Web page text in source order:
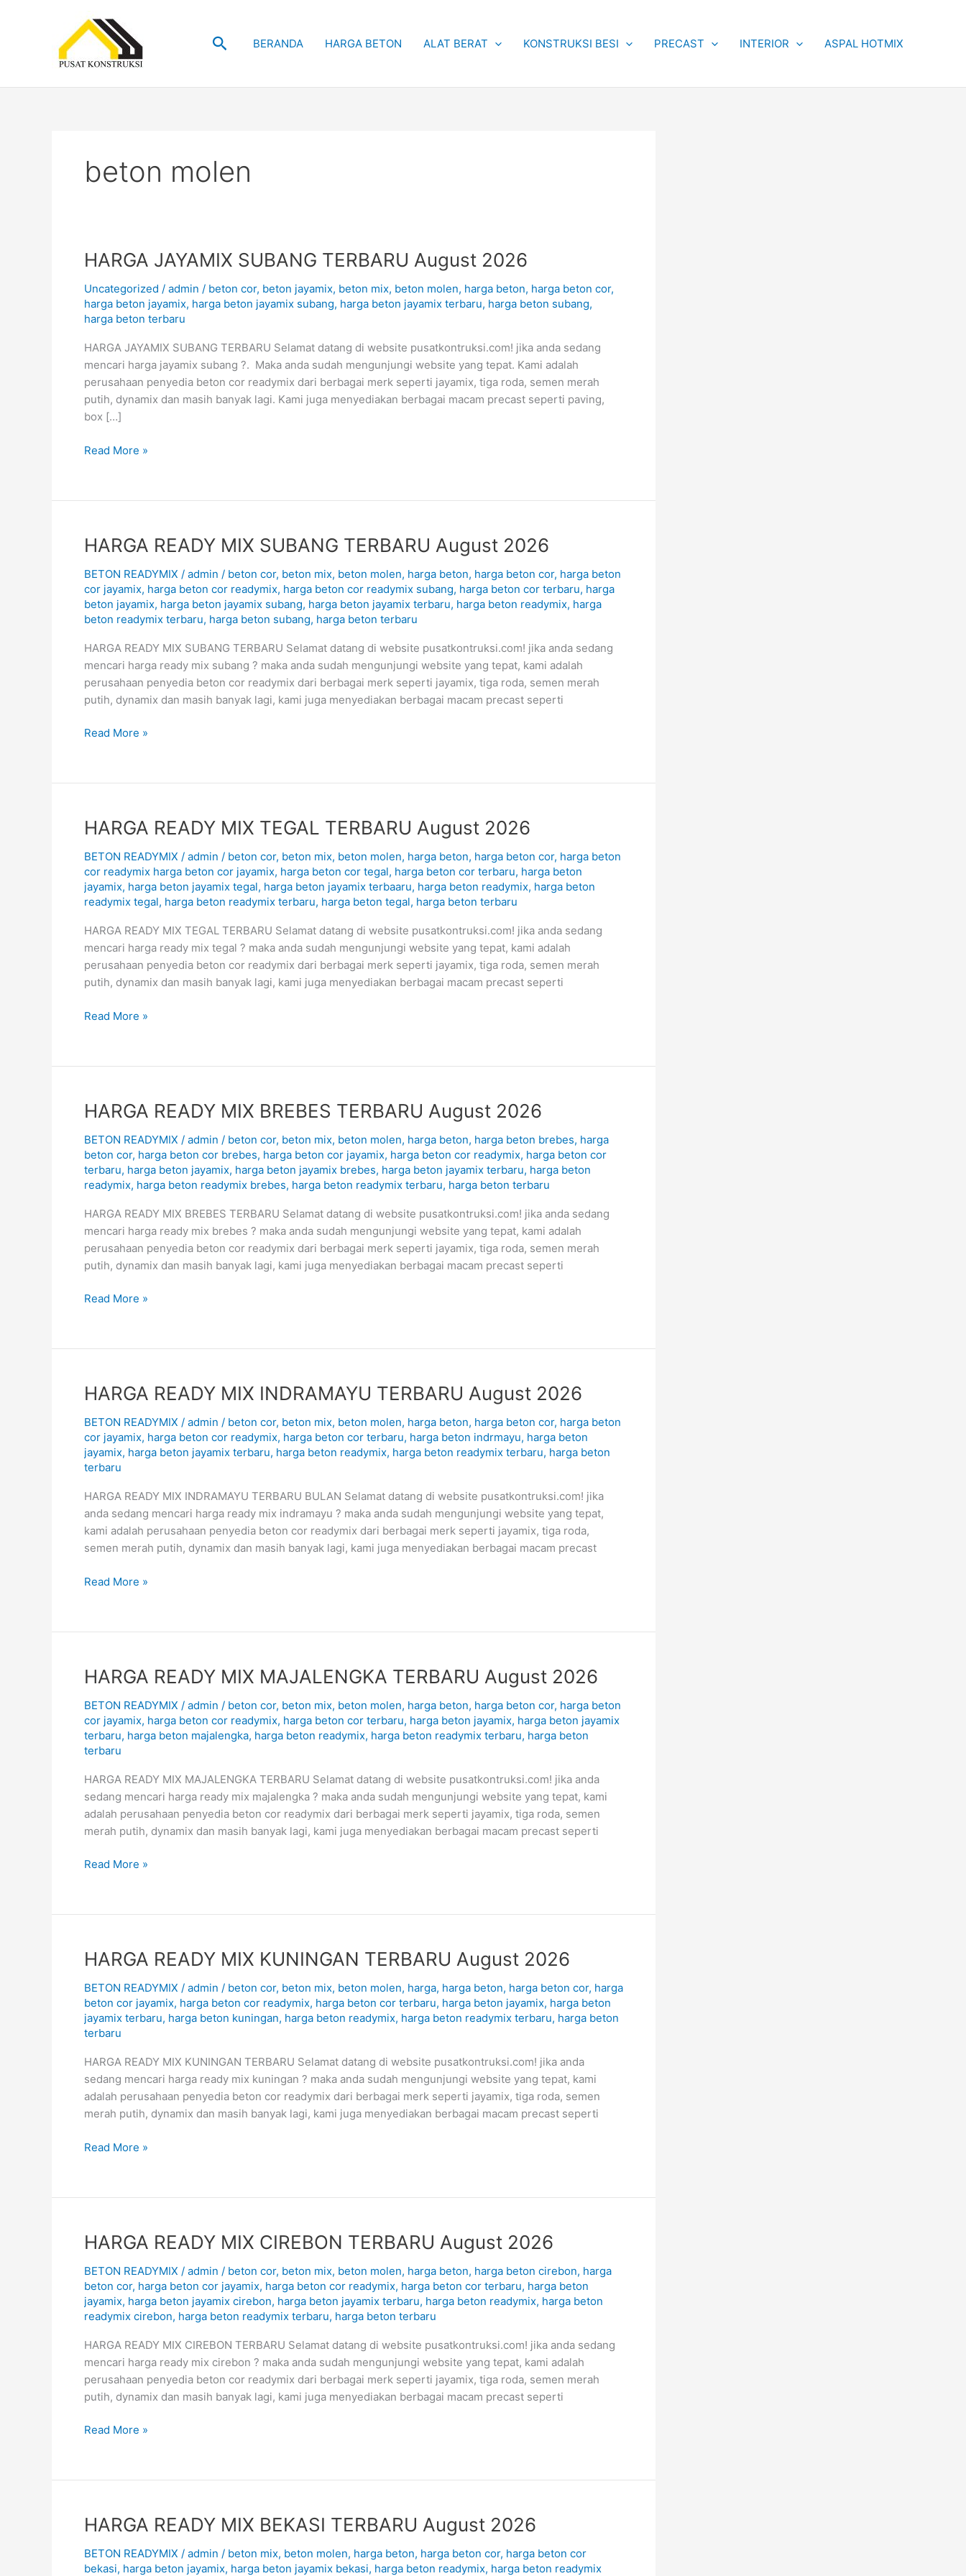
SearchBERANDA HARGA BETON ALAT BERAT KONSTRUKSI BESI PRECAST INTERIOR ASPAL HOTMIX
beton molen
HARGA JAYAMIX SUBANG TERBARU August 2026
Uncategorized / admin / beton cor, beton jayamix, beton mix, beton molen, harga beton, harga beton cor,
harga beton jayamix, harga beton jayamix subang, harga beton jayamix terbaru, harga beton subang,
harga beton terbaru
HARGA JAYAMIX SUBANG TERBARU Selamat datang di website pusatkontruksi.com! jika anda sedang
mencari harga jayamix subang ?. Maka anda sudah mengunjungi website yang tepat. Kami adalah
perusahaan penyedia beton cor readymix dari berbagai merk seperti jayamix, tiga roda, semen merah
putih, dynamix dan masih banyak lagi. Kami juga menyediakan berbagai macam precast seperti paving,
box […]
HARGA
SUBANG
TERBARU
August
2026
Read More »
HARGA READY MIX SUBANG TERBARU August 2026
BETON READYMIX / admin / beton cor, beton mix, beton molen, harga beton, harga beton cor, harga beton
cor jayamix, harga beton cor readymix, harga beton cor readymix subang, harga beton cor terbaru, harga
beton jayamix, harga beton jayamix subang, harga beton jayamix terbaru, harga beton readymix, harga
beton readymix terbaru, harga beton subang, harga beton terbaru
HARGA READY MIX SUBANG TERBARU Selamat datang di website pusatkontruksi.com! jika anda sedang
mencari harga ready mix subang ? maka anda sudah mengunjungi website yang tepat, kami adalah
perusahaan penyedia beton cor readymix dari berbagai merk seperti jayamix, tiga roda, semen merah
putih, dynamix dan masih banyak lagi, kami juga menyediakan berbagai macam precast seperti
HARGA
MIX
SUBANG
TERBARU
August
2026
Read More »
HARGA READY MIX TEGAL TERBARU August 2026
BETON READYMIX / admin / beton cor, beton mix, beton molen, harga beton, harga beton cor, harga beton
cor readymix harga beton cor jayamix, harga beton cor tegal, harga beton cor terbaru, harga beton
jayamix, harga beton jayamix tegal, harga beton jayamix terbaaru, harga beton readymix, harga beton
readymix tegal, harga beton readymix terbaru, harga beton tegal, harga beton terbaru
HARGA READY MIX TEGAL TERBARU Selamat datang di website pusatkontruksi.com! jika anda sedang
mencari harga ready mix tegal ? maka anda sudah mengunjungi website yang tepat, kami adalah
perusahaan penyedia beton cor readymix dari berbagai merk seperti jayamix, tiga roda, semen merah
putih, dynamix dan masih banyak lagi, kami juga menyediakan berbagai macam precast seperti
HARGA
MIX
TEGAL
TERBARU
August
2026
Read More »
HARGA READY MIX BREBES TERBARU August 2026
BETON READYMIX / admin / beton cor, beton mix, beton molen, harga beton, harga beton brebes, harga
beton cor, harga beton cor brebes, harga beton cor jayamix, harga beton cor readymix, harga beton cor
terbaru, harga beton jayamix, harga beton jayamix brebes, harga beton jayamix terbaru, harga beton
readymix, harga beton readymix brebes, harga beton readymix terbaru, harga beton terbaru
HARGA READY MIX BREBES TERBARU Selamat datang di website pusatkontruksi.com! jika anda sedang
mencari harga ready mix brebes ? maka anda sudah mengunjungi website yang tepat, kami adalah
perusahaan penyedia beton cor readymix dari berbagai merk seperti jayamix, tiga roda, semen merah
putih, dynamix dan masih banyak lagi, kami juga menyediakan berbagai macam precast seperti
HARGA
MIX
BREBES
TERBARU
August
2026
Read More »
HARGA READY MIX INDRAMAYU TERBARU August 2026
BETON READYMIX / admin / beton cor, beton mix, beton molen, harga beton, harga beton cor, harga beton
cor jayamix, harga beton cor readymix, harga beton cor terbaru, harga beton indrmayu, harga beton
jayamix, harga beton jayamix terbaru, harga beton readymix, harga beton readymix terbaru, harga beton
terbaru
HARGA READY MIX INDRAMAYU TERBARU BULAN Selamat datang di website pusatkontruksi.com! jika
anda sedang mencari harga ready mix indramayu ? maka anda sudah mengunjungi website yang tepat,
kami adalah perusahaan penyedia beton cor readymix dari berbagai merk seperti jayamix, tiga roda,
semen merah putih, dynamix dan masih banyak lagi, kami juga menyediakan berbagai macam precast
HARGA
MIX
INDRAMAYU
TERBARU
August
2026
Read More »
HARGA READY MIX MAJALENGKA TERBARU August 2026
BETON READYMIX / admin / beton cor, beton mix, beton molen, harga beton, harga beton cor, harga beton
cor jayamix, harga beton cor readymix, harga beton cor terbaru, harga beton jayamix, harga beton jayamix
terbaru, harga beton majalengka, harga beton readymix, harga beton readymix terbaru, harga beton
terbaru
HARGA READY MIX MAJALENGKA TERBARU Selamat datang di website pusatkontruksi.com! jika anda
sedang mencari harga ready mix majalengka ? maka anda sudah mengunjungi website yang tepat, kami
adalah perusahaan penyedia beton cor readymix dari berbagai merk seperti jayamix, tiga roda, semen
merah putih, dynamix dan masih banyak lagi, kami juga menyediakan berbagai macam precast seperti
HARGA
MIX
MAJALENGKA
TERBARU
August
2026
Read More »
HARGA READY MIX KUNINGAN TERBARU August 2026
BETON READYMIX / admin / beton cor, beton mix, beton molen, harga, harga beton, harga beton cor, harga
beton cor jayamix, harga beton cor readymix, harga beton cor terbaru, harga beton jayamix, harga beton
jayamix terbaru, harga beton kuningan, harga beton readymix, harga beton readymix terbaru, harga beton
terbaru
HARGA READY MIX KUNINGAN TERBARU Selamat datang di website pusatkontruksi.com! jika anda
sedang mencari harga ready mix kuningan ? maka anda sudah mengunjungi website yang tepat, kami
adalah perusahaan penyedia beton cor readymix dari berbagai merk seperti jayamix, tiga roda, semen
merah putih, dynamix dan masih banyak lagi, kami juga menyediakan berbagai macam precast seperti
HARGA
MIX
KUNINGAN
TERBARU
August
2026
Read More »
HARGA READY MIX CIREBON TERBARU August 2026
BETON READYMIX / admin / beton cor, beton mix, beton molen, harga beton, harga beton cirebon, harga
beton cor, harga beton cor jayamix, harga beton cor readymix, harga beton cor terbaru, harga beton
jayamix, harga beton jayamix cirebon, harga beton jayamix terbaru, harga beton readymix, harga beton
readymix cirebon, harga beton readymix terbaru, harga beton terbaru
HARGA READY MIX CIREBON TERBARU Selamat datang di website pusatkontruksi.com! jika anda sedang
mencari harga ready mix cirebon ? maka anda sudah mengunjungi website yang tepat, kami adalah
perusahaan penyedia beton cor readymix dari berbagai merk seperti jayamix, tiga roda, semen merah
putih, dynamix dan masih banyak lagi, kami juga menyediakan berbagai macam precast seperti
HARGA
MIX
CIREBON
TERBARU
August
2026
Read More »
HARGA READY MIX BEKASI TERBARU August 2026
BETON READYMIX / admin / beton mix, beton molen, harga beton, harga beton cor, harga beton cor
bekasi, harga beton jayamix, harga beton jayamix bekasi, harga beton readymix, harga beton readymix
HARGA
MIX
BEKASI